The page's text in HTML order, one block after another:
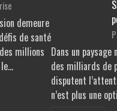
demeure
de santé
millions Dans un paysage
des milliards de
disputent
n’est plus une